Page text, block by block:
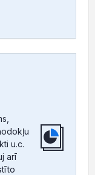
u.c.
arī